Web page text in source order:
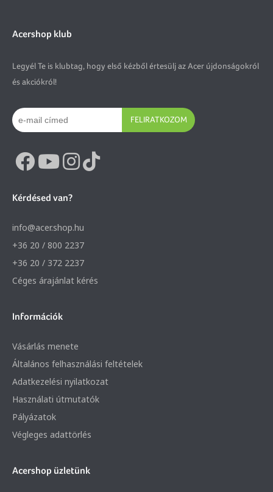
Acershop klub
Legyél Te is klubtag, hogy első kézből értesülj az Acer újdonságokról
és akciókról!
FELIRATKOZOM
Kérdésed van?
info@acer.shop.hu
+36 20 / 800 2237
+36 20 / 372 2237
Céges árajánlat kérés
Információk
Vásárlás menete
Általános felhasználási feltételek
Adatkezelési nyilatkozat
Használati útmutatók
Pályázatok
Végleges adattörlés
Acershop üzletünk